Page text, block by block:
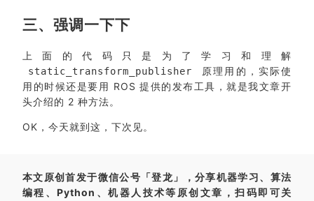
三、强调一下下
上面的代码只是为了学习和理解
static_transform_publisher
原理用的，实际使
用的时候还是要用 ROS 提供的发布工具，就是我文章开
头介绍的 2 种方法。
OK，今天就到这，下次见。
本文原创首发于微信公号「登龙」，分享机器学习、算法
编程、Python、机器人技术等原创文章，扫码即可关